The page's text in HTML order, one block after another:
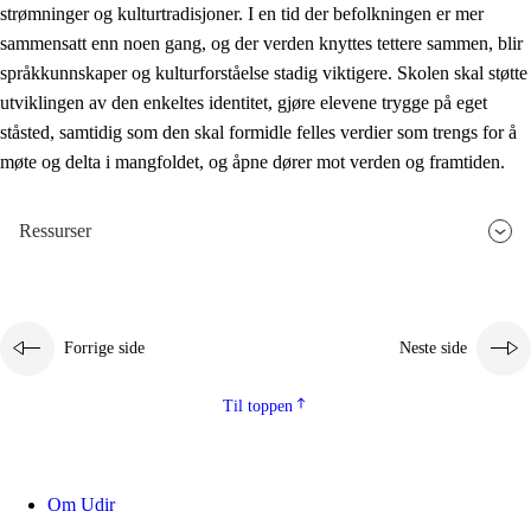
strømninger og kulturtradisjoner. I en tid der befolkningen er mer
sammensatt enn noen gang, og der verden knyttes tettere sammen, blir
språkkunnskaper og kulturforståelse stadig viktigere. Skolen skal støtte
utviklingen av den enkeltes identitet, gjøre elevene trygge på eget
ståsted, samtidig som den skal formidle felles verdier som trengs for å
møte og delta i mangfoldet, og åpne dører mot verden og framtiden.
Ressurser
Forrige side Neste side
Til toppen
Om Udir